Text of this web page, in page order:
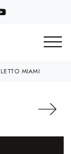
LETTO MIAMI